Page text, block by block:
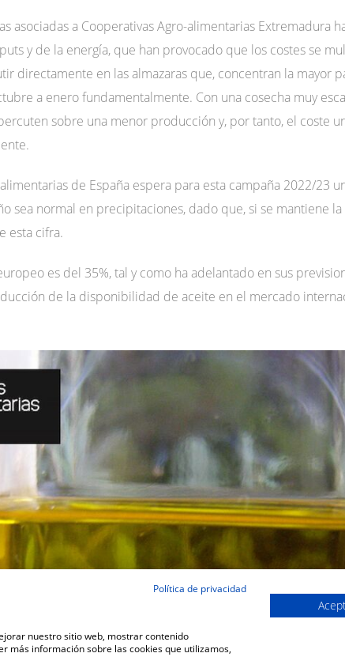
asociadas a Cooperativas Agro-alimentarias Extremadura
y de la energía, que han provocado que los costes se
directamente en las almazaras que, concentran la mayor
a enero fundamentalmente. Con una cosecha muy
sobre una menor producción y, por tanto, el coste
de España espera para esta campaña 2022/23
sea normal en precipitaciones, dado que, si se mantiene
esta cifra.
es del 35%, tal y como ha adelantado en sus
de la disponibilidad de aceite en el mercado
Política de privacidad
nuestro sitio web, mostrar contenido
más información sobre las cookies que utilizamos,